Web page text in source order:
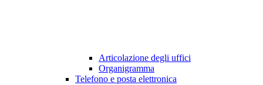
Articolazione degli uffici
Organigramma
Telefono e posta elettronica